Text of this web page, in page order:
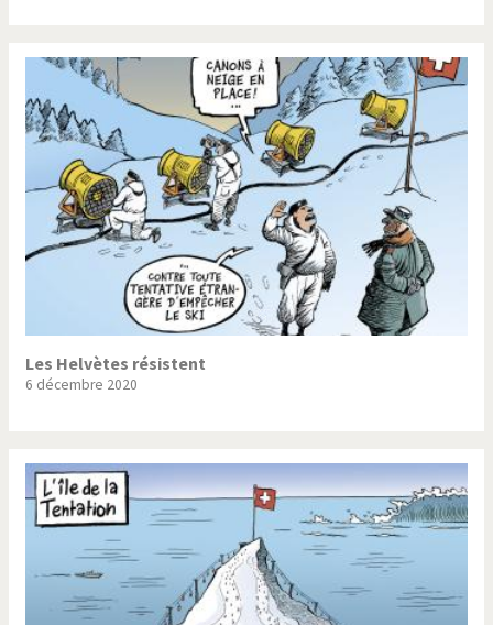
Les Helvètes résistent
6 décembre 2020